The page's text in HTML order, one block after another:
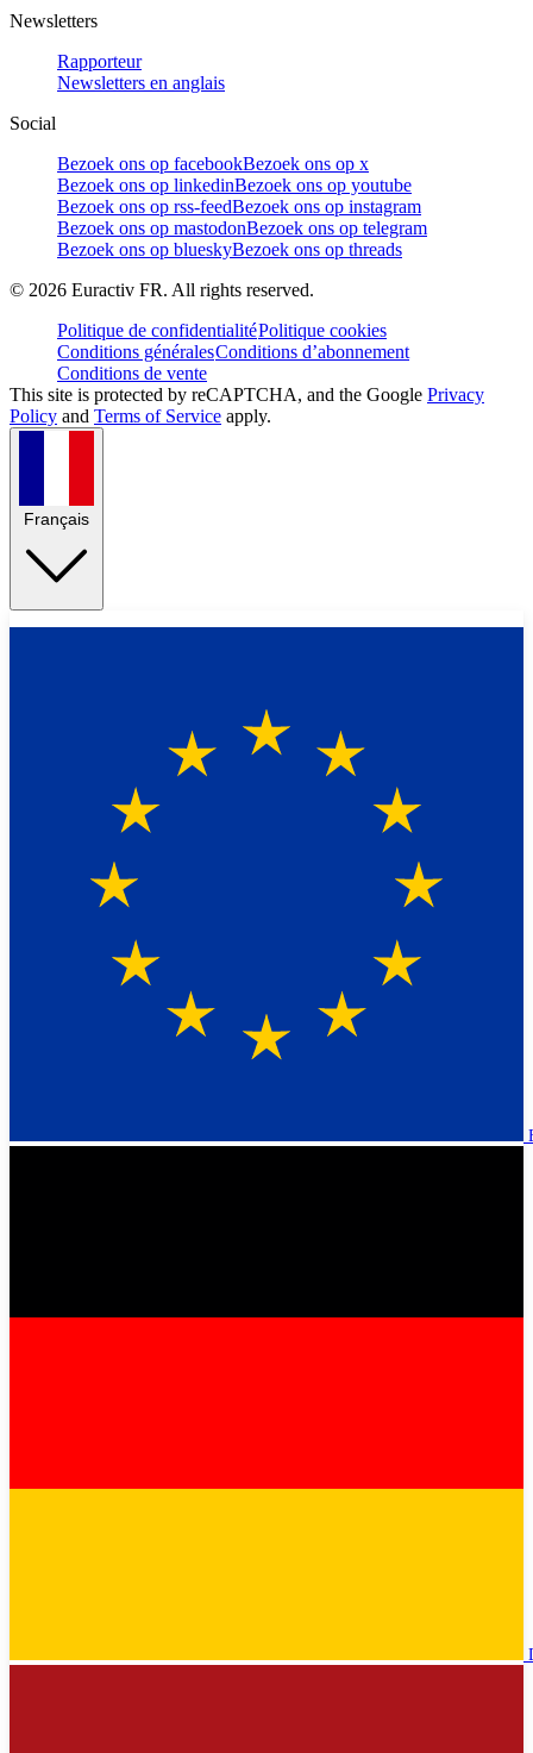
Newsletters
Rapporteur
Newsletters en anglais
Social
Bezoek ons op facebookBezoek ons op x
Bezoek ons op linkedinBezoek ons op youtube
Bezoek ons op rss-feedBezoek ons op instagram
Bezoek ons op mastodonBezoek ons op telegram
Bezoek ons op blueskyBezoek ons op threads
© 2026 Euractiv FR. All rights reserved.
Politique de confidentialitéPolitique cookies
Conditions généralesConditions d’abonnement
Conditions de vente
This site is protected by reCAPTCHA, and the Google Privacy
Policy and Terms of Service apply.
Français